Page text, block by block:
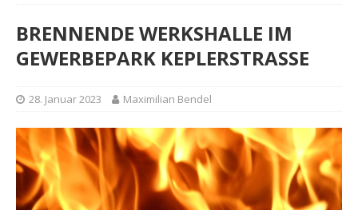
BRENNENDE WERKSHALLE IM
GEWERBEPARK KEPLERSTRASSE
28. Januar 2023 Maximilian Bendel